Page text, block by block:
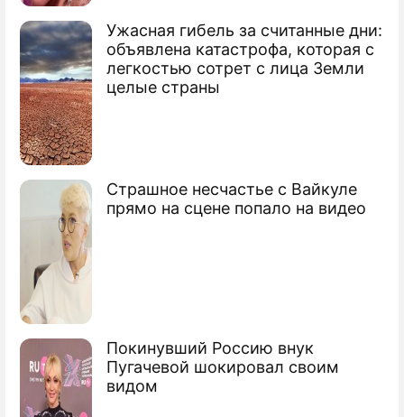
Ужасная гибель за считанные дни:
объявлена катастрофа, которая с
легкостью сотрет с лица Земли
целые страны
Страшное несчастье с Вайкуле
прямо на сцене попало на видео
Покинувший Россию внук
Пугачевой шокировал своим
видом
нелегально сдающие жилье россияне